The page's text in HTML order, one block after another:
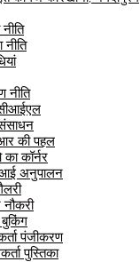
नीति
नीति
की पहल
कॉर्नर
अनुपालन
नौकरी
बुकिंग
पंजीकरण
पुस्तिका